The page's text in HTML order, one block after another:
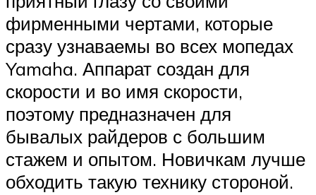
фирменными чертами, которые
сразу узнаваемы во всех мопедах
Yamaha. Аппарат создан для
скорости и во имя скорости,
поэтому предназначен для
бывалых райдеров с большим
стажем и опытом. Новичкам лучше
обходить такую технику стороной.